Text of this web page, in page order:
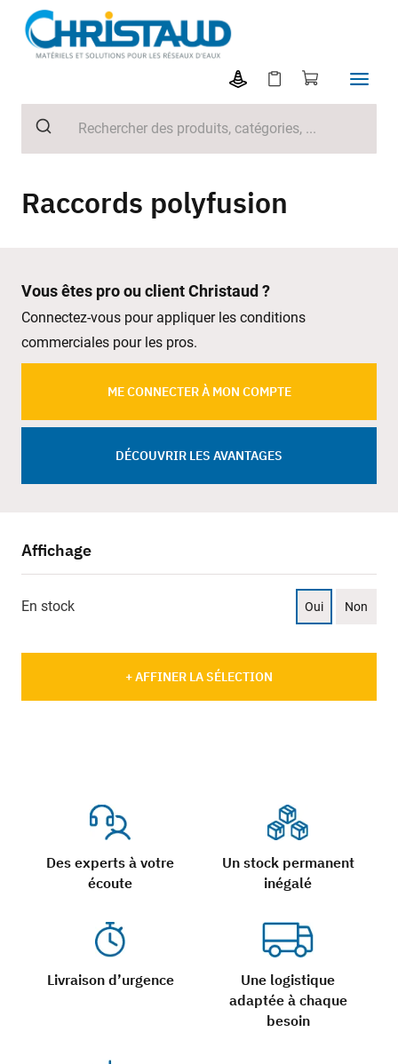
Raccords polyfusion
Vous êtes pro ou client Christaud ?
Connectez-vous pour appliquer les conditions
commerciales pour les pros.
ME CONNECTER À MON COMPTE
DÉCOUVRIR LES AVANTAGES
Affichage
En stock Oui Non
+ AFFINER LA SÉLECTION
Des experts à votre
écoute
Un stock permanent
inégalé
Livraison d’urgence
Une logistique
adaptée à chaque
besoin